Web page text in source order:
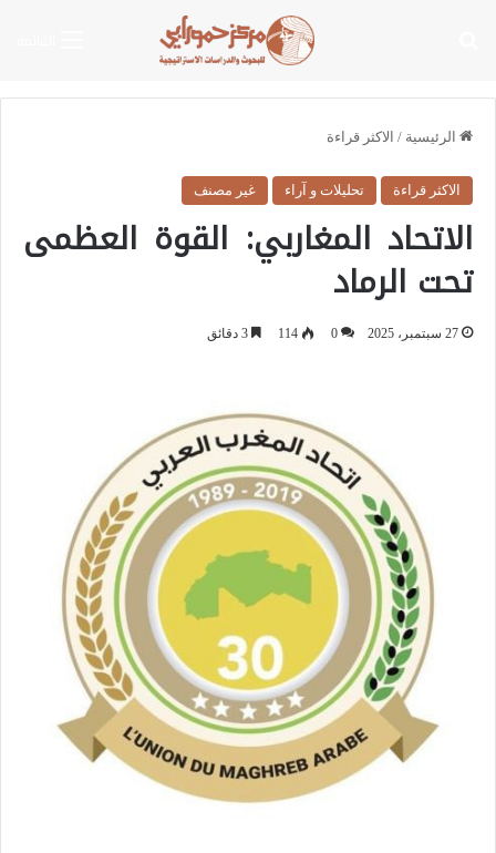
الرئيسية / الاكثر قراءة
الاكثر قراءة تحليلات و آراء غير مصنف
الاتحاد المغاربي: القوة العظمى
تحت الرماد
27 سبتمبر، 2025 0
114